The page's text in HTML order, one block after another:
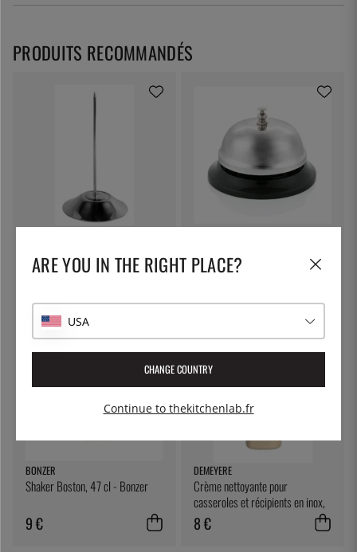
BONZER
Shaker Boston, 47 cl - Bonzer
9 €
DEMEYERE
Crème nettoyante pour
casseroles et récipients en inox,
750 ml - Demeyere
8 €
PRODUITS RECOMMANDÉS
ARE YOU IN THE RIGHT PLACE?
USA
CHANGE COUNTRY
Continue to thekitchenlab.fr